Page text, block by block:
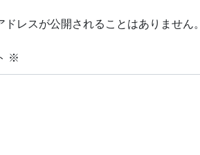
ドレスが公開されることはありません。
※